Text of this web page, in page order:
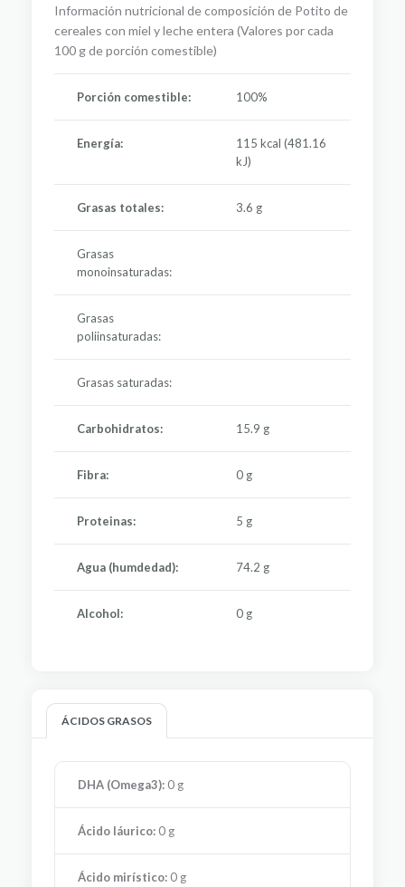
Información nutricional de composición de Potito de
cereales con miel y leche entera (Valores por cada
100 g de porción comestible)
Porción comestible: 100%
Energía:
115 kcal (481.16
kJ)
Grasas totales: 3.6 g
Grasas
monoinsaturadas:
Grasas
poliinsaturadas:
Grasas saturadas:
Carbohidratos: 15.9 g
Fibra: 0 g
Proteinas: 5 g
Agua (humdedad): 74.2 g
Alcohol: 0 g
ÁCIDOS GRASOS
DHA (Omega3): 0 g
Ácido láurico: 0 g
Ácido mirístico: 0 g